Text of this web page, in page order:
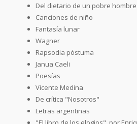
Del dietario de un pobre hombre
Canciones de niño
Fantasía lunar
Wagner
Rapsodia póstuma
Janua Caeli
Poesías
Vicente Medina
De crítica "Nosotros"
Letras argentinas